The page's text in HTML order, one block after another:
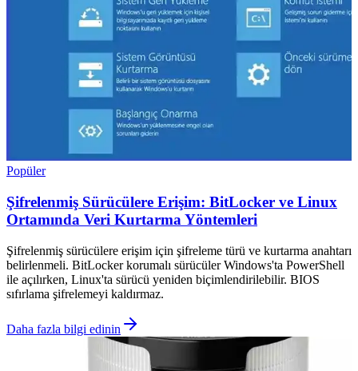
Popüler
Şifrelenmiş Sürücülere Erişim: BitLocker ve Linux
Ortamında Veri Kurtarma Yöntemleri
Şifrelenmiş sürücülere erişim için şifreleme türü ve kurtarma anahtarı
belirlenmeli. BitLocker korumalı sürücüler Windows'ta PowerShell
ile açılırken, Linux'ta sürücü yeniden biçimlendirilebilir. BIOS
sıfırlama şifrelemeyi kaldırmaz.
Daha fazla bilgi edinin